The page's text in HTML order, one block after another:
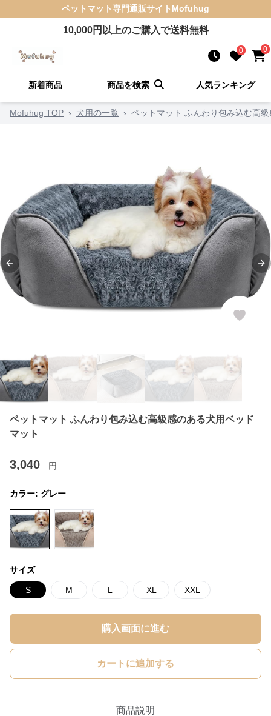
ペットマット専門通販サイト Mofuhug
10,000円以上のご購入で送料無料
0 0
新着商品 商品を検索 人気ランキング
Mofuhug TOP › 犬用の一覧 › ペットマット ふんわり包み込む高
Previous slide
ペットマット ふんわり包み込む高級感のある犬用ベッド
マット
3,040 円
カラー: グレー
サイズ
S M L XL XXL
購入画面に進む
カートに追加する
商品説明